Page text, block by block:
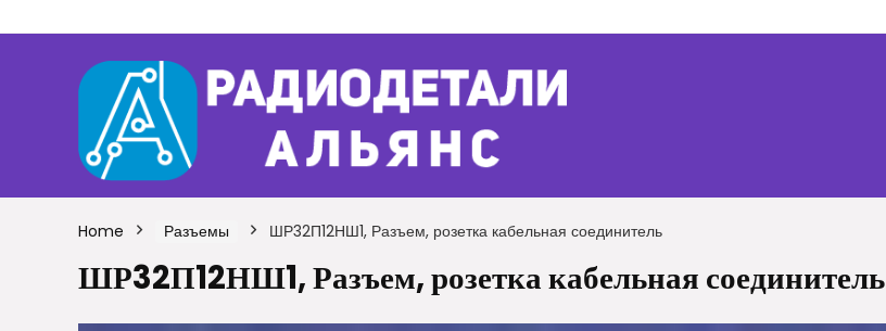
Home Разъемы ШР32П12НШ1, Разъем, розетка кабельная соединитель
ШР32П12НШ1, Разъем, розетка кабельная соединитель